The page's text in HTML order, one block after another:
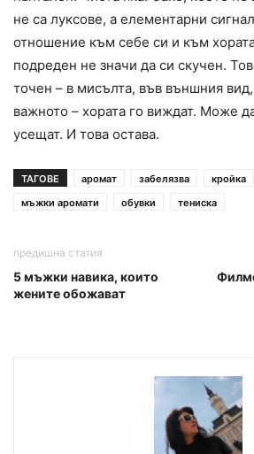
не са луксове, а елементарни
отношение към себе си и към
подреден не значи да си скучен.
точен – в мисълта, във външния
важното – хората го виждат. Може
усещат. И това остава.
ТАГОВЕ аромат забелязва кройка
мъжки аромати
обувки тениска
предишна статия
5 мъжки навика, които
жените обожават